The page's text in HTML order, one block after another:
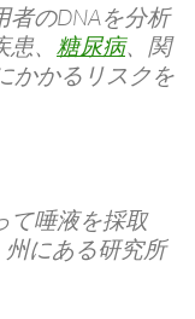
のDNAを分析
、 糖尿病、関
かかるリスクを
て唾液を採取
州にある研究所